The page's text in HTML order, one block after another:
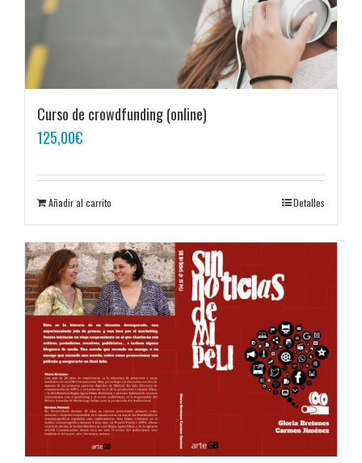
Curso de crowdfunding (online)
125,00€
Añadir al carrito Detalles